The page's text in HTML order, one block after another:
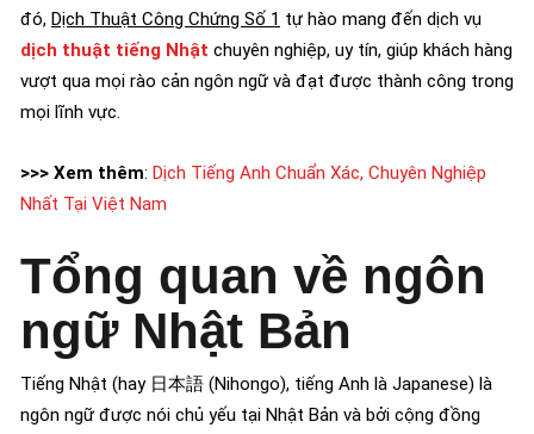
đó, Dịch Thuật Công Chứng Số 1 tự hào mang đến dịch vụ
dịch thuật tiếng Nhật chuyên nghiệp, uy tín, giúp khách hàng
vượt qua mọi rào cản ngôn ngữ và đạt được thành công trong
mọi lĩnh vực.
>>> Xem thêm: Dịch Tiếng Anh Chuẩn Xác, Chuyên Nghiệp
Nhất Tại Việt Nam
Tổng quan về ngôn
ngữ Nhật Bản
Tiếng Nhật (hay 日本語 (Nihongo), tiếng Anh là Japanese) là
ngôn ngữ được nói chủ yếu tại Nhật Bản và bởi cộng đồng